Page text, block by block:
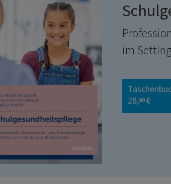
im
28,90 €